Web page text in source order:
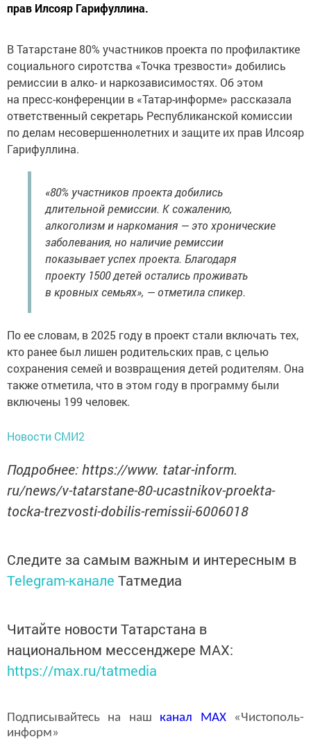
прав Илсояр Гарифуллина.
В Татарстане 80% участников проекта по профилактике
социального сиротства «Точка трезвости» добились
ремиссии в алко- и наркозависимостях. Об этом
на пресс-конференции в «Татар-информе» рассказала
ответственный секретарь Республиканской комиссии
по делам несовершеннолетних и защите их прав Илсояр
Гарифуллина.
«80% участников проекта добились
длительной ремиссии. К сожалению,
алкоголизм и наркомания — это хронические
заболевания, но наличие ремиссии
показывает успех проекта. Благодаря
проекту 1500 детей остались проживать
в кровных семьях», — отметила спикер.
По ее словам, в 2025 году в проект стали включать тех,
кто ранее был лишен родительских прав, с целью
сохранения семей и возвращения детей родителям. Она
также отметила, что в этом году в программу были
включены 199 человек.
Новости СМИ2
Подробнее: https://www. tatar-inform.
ru/news/v-tatarstane-80-ucastnikov-proekta-
tocka-trezvosti-dobilis-remissii-6006018
Следите за самым важным и интересным в
Telegram-канале Татмедиа
Читайте новости Татарстана в
национальном мессенджере MАХ:
https://max.ru/tatmedia
Подписывайтесь на наш канал MAX«Чистополь-
информ»